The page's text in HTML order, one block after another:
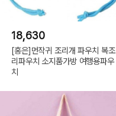
18,630
[홍은]먼작귀 조리개 파우치 복조
리파우치 소지품가방 여행용파우
치